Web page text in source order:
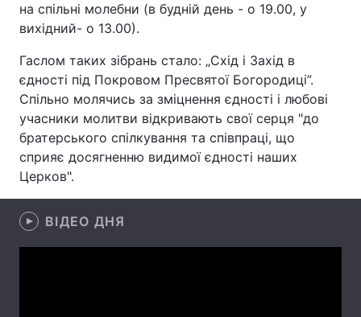
Головна Війна
Україна Політика
Економіка Світ
Спорт
на спільні молебни (в будній день - о 19.00, у
вихідний- о 13.00).
Гаслом таких зібрань стало: „Схід і Захід в
єдності під Покровом Пресвятої Богородиці”.
Спільно молячись за зміцнення єдності і любові
учасники молитви відкривають свої серця "до
братерського спілкування та співпраці, що
сприяє досягненню видимої єдності наших
Церков".
ВІДЕО ДНЯ